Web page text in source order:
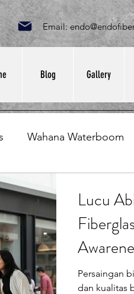
578 Email:
Blog Gallery
Wahana Waterboom
Lining
Sepeda Air Box
Lucu
Persaingan
dan kualitas